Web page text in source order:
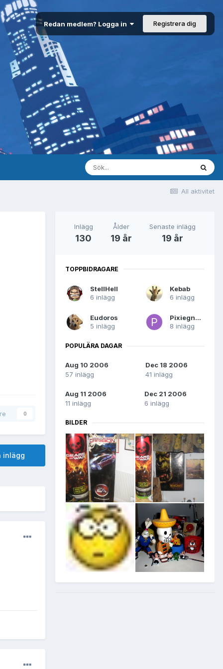
Redan medlem? Logga in Registrera dig
All aktivitet
0
inlägg
Inlägg
130
Ålder
19 år
Senaste inlägg
19 år
TOPPBIDRAGARE
StellHell
6 inlägg
Kebab
6 inlägg
Eudoros
5 inlägg
Pixiegnom
8 inlägg
POPULÄRA DAGAR
Aug 10 2006
57 inlägg
Dec 18 2006
41 inlägg
Aug 11 2006
11 inlägg
Dec 21 2006
6 inlägg
BILDER